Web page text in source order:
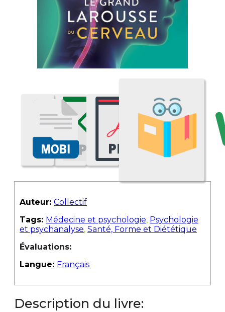
Auteur: Collectif
Tags: Médecine et psychologie, Psychologie
et psychanalyse, Santé, Forme et Diététique
Évaluations:
Langue: Français
Description du livre: